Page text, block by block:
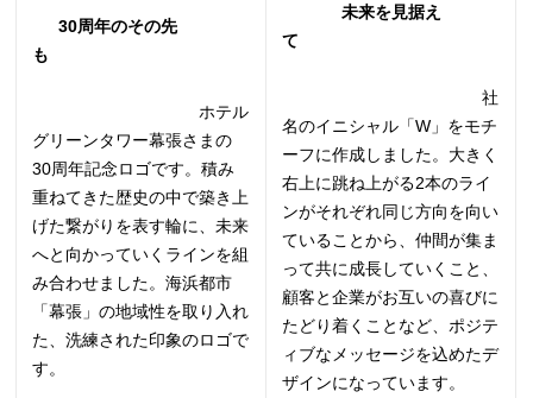
30周年のその先
も
ホテル
グリーンタワー幕張さまの
30周年記念ロゴです。積み
重ねてきた歴史の中で築き上
げた繋がりを表す輪に、未来
へと向かっていくラインを組
み合わせました。海浜都市
「幕張」の地域性を取り入れ
た、洗練された印象のロゴで
す。
未来を見据え
て
社
名のイニシャル「W」をモチ
ーフに作成しました。大きく
右上に跳ね上がる2本のライ
ンがそれぞれ同じ方向を向い
ていることから、仲間が集ま
って共に成長していくこと、
顧客と企業がお互いの喜びに
たどり着くことなど、ポジテ
ィブなメッセージを込めたデ
ザインになっています。